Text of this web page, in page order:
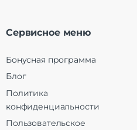
Сервисное меню
Бонусная программа
Блог
Политика
конфиденциальности
Пользовательское